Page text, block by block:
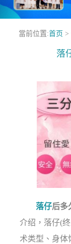
當前位置:首页 >
落
落仔后多
介绍，落仔(
术类型、身体